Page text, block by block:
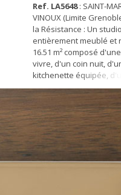
Ref. LA5648: SAINT-
VINOUX (Limite
la Résistance : Un studio
entièrement meublé et
16.51 m² composé
vivre, d'un coin nuit,
kitchenette équipée,
d'eau avec WC et
individuelle. Volet
Un local vélo et une
disposition au sein de
Prox...